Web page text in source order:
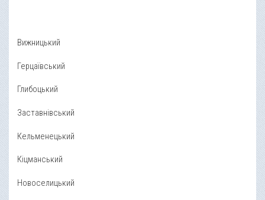
Вижницький
Герцаївський
Глибоцький
Заставнівський
Кельменецький
Кіцманський
Новоселицький